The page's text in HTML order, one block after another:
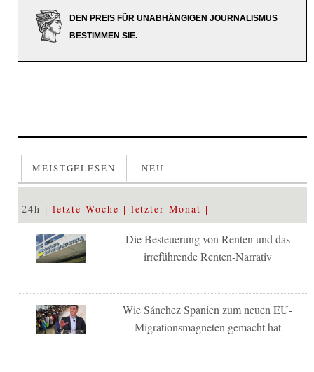
DEN PREIS FÜR UNABHÄNGIGEN JOURNALISMUS
BESTIMMEN SIE.
MEISTGELESEN NEU
24h letzte Woche letzter Monat
Die Besteuerung von Renten und das
irreführende Renten-Narrativ
Wie Sánchez Spanien zum neuen EU-
Migrationsmagneten gemacht hat